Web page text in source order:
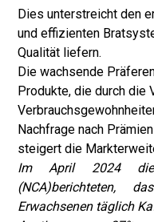
Dies unterstreicht den
und effizienten
Qualität liefern.
Die wachsende
Produkte, die durch die
Nachfrage nach
steigert die
Im April 2024 die
(NCA)berichteten,
Erwachsenen täglich